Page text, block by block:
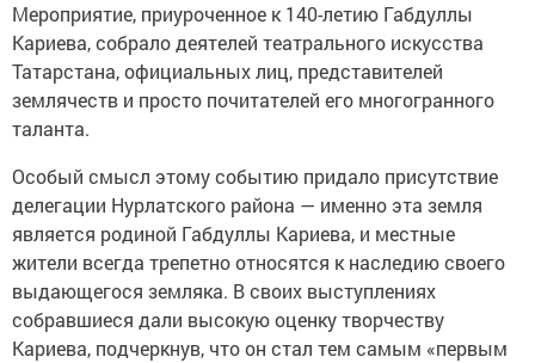
Мероприятие, приуроченное к 140-летию Габдуллы
Кариева, собрало деятелей театрального искусства
Татарстана, официальных лиц, представителей
землячеств и просто почитателей его многогранного
таланта.
Особый смысл этому событию придало присутствие
делегации Нурлатского района — именно эта земля
является родиной Габдуллы Кариева, и местные
жители всегда трепетно относятся к наследию своего
выдающегося земляка. В своих выступлениях
собравшиеся дали высокую оценку творчеству
Кариева, подчеркнув, что он стал тем самым «первым